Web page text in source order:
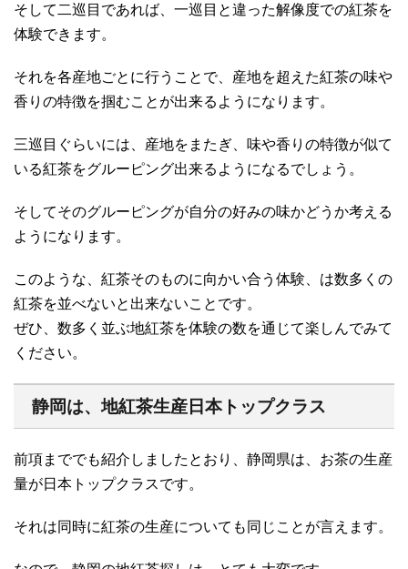
そして二巡目であれば、一巡目と違った解像度での紅茶を
体験できます。
それを各産地ごとに行うことで、産地を超えた紅茶の味や
香りの特徴を掴むことが出来るようになります。
三巡目ぐらいには、産地をまたぎ、味や香りの特徴が似て
いる紅茶をグルーピング出来るようになるでしょう。
そしてそのグルーピングが自分の好みの味かどうか考える
ようになります。
このような、紅茶そのものに向かい合う体験、は数多くの
紅茶を並べないと出来ないことです。
ぜひ、数多く並ぶ地紅茶を体験の数を通じて楽しんでみて
ください。
静岡は、地紅茶生産日本トップクラス
前項まででも紹介しましたとおり、静岡県は、お茶の生産
量が日本トップクラスです。
それは同時に紅茶の生産についても同じことが言えます。